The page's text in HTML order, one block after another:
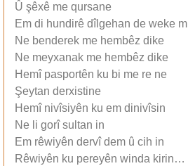
Û şêxê me qursane
Em di hundirê dîlgehan de weke
Ne benderek me hembêz dike
Ne meyxanak me hembêz dike
Hemî pasportên ku bi me re ne
Şeytan derxistine
Hemî nivîsiyên ku em dinivîsin
Ne li gorî sultan in
Em rêwiyên dervî dem û cih in
Rêwiyên ku pereyên winda kirin…